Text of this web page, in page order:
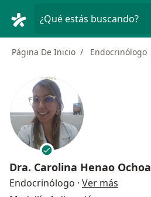
¿Qué estás buscando?
Página De Inicio Endocrinólogo
Dra. Carolina Henao Ochoa
Endocrinólogo · Ver más